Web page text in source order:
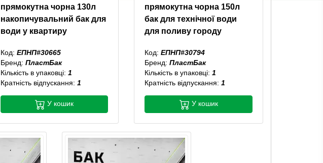
прямокутна чорна 130л
накопичувальний бак для
води у квартиру
Код: ЕПНП#30665
Бренд: ПластБак
Кількість в упаковці: 1
Кратність відпускання: 1
У кошик
прямокутна чорна 150л
бак для технічної води
для поливу городу
Код:ЕПНП#30794
Бренд:ПластБак
Кількість в упаковці:1
Кратність відпускання:1
У кошик